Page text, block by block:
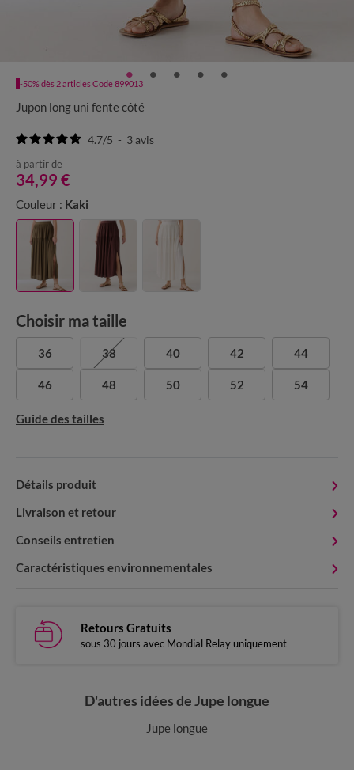
-50% dès 2 articles Code 899013
Jupon long uni fente côté
4.7/5 - 3avis
à partir de
34,99 €
Couleur : Kaki
Choisir ma taille
36 38 40 42 44
46 48 50 52 54
Guide des tailles
Détails produit
Livraison et retour
Conseils entretien
Caractéristiques environnementales
Retours Gratuits
sous 30 jours avec Mondial Relay uniquement
D'autres idées de Jupe longue
Jupe longue